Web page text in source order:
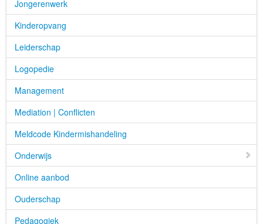
Jongerenwerk
Kinderopvang
Leiderschap
Logopedie
Management
Mediation | Conflicten
Meldcode Kindermishandeling
Onderwijs
Online aanbod
Ouderschap
Pedagogiek